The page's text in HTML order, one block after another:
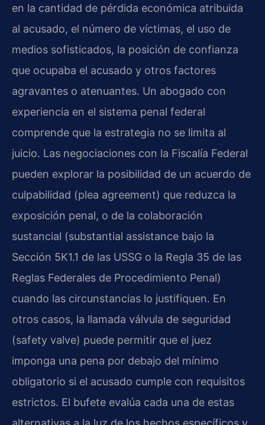
en la cantidad de pérdida económica atribuida
al acusado, el número de víctimas, el uso de
medios sofisticados, la posición de confianza
que ocupaba el acusado y otros factores
agravantes o atenuantes. Un abogado con
experiencia en el sistema penal federal
comprende que la estrategia no se limita al
juicio. Las negociaciones con la Fiscalía Federal
pueden explorar la posibilidad de un acuerdo de
culpabilidad (plea agreement) que reduzca la
exposición penal, o de la colaboración
sustancial (substantial assistance bajo la
Sección 5K1.1 de las USSG o la Regla 35 de las
Reglas Federales de Procedimiento Penal)
cuando las circunstancias lo justifiquen. En
otros casos, la llamada válvula de seguridad
(safety valve) puede permitir que el juez
imponga una pena por debajo del mínimo
obligatorio si el acusado cumple con requisitos
estrictos. El bufete evalúa cada una de estas